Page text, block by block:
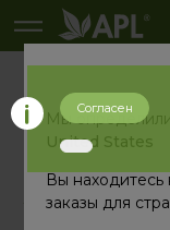
2026
назад
Мы
United States
Вы находитесь
заказы для
Согласен